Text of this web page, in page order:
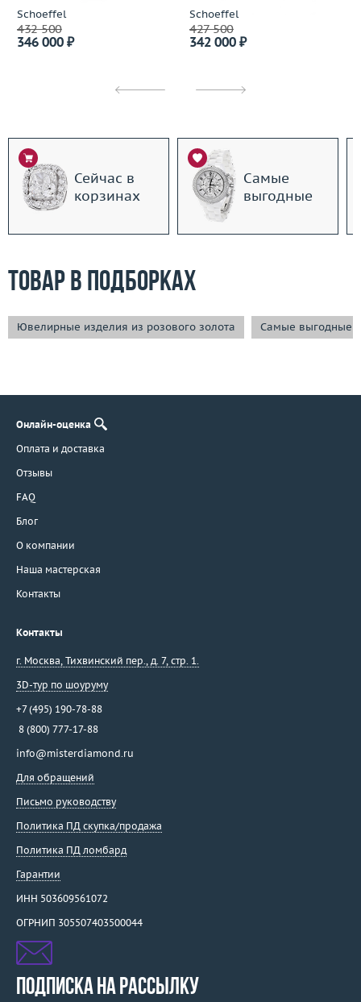
Schoeffel
432 500
346 000 ₽
Schoeffel
427 500
342 000 ₽
Сейчас в
корзинах
Самые
выгодные
Товар в подборках
Ювелирные изделия из розового золота Самые выгодные
Онлайн-оценка
Оплата и доставка
Отзывы
FAQ
Блог
О компании
Наша мастерская
Контакты
Контакты
г. Москва, Тихвинский пер., д. 7, стр. 1.
3D-тур по шоуруму
+7 (495) 190-78-88
8 (800) 777-17-88
info@misterdiamond.ru
Для обращений
Письмо руководству
Политика ПД скупка/продажа
Политика ПД ломбард
Гарантии
ИНН 503609561072
ОГРНИП 305507403500044
ПОДПИСКА НА РАССЫЛКУ